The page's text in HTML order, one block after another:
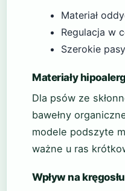
Materiał
Regulacja w
Szerokie
Materiały
Dla psów ze
bawełny
modele podszyte
ważne u ras
Wpływ na